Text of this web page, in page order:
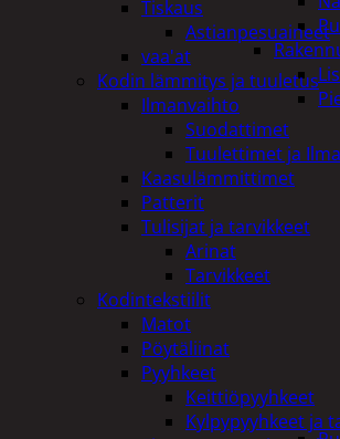
Tiskaus
Astianpesuaineet
vaa'at
Kodin lämmitys ja tuuletus
Ilmanvaihto
Suodattimet
Tuulettimet ja
Kaasulämmittimet
Patterit
Tulisijat ja tarvikkeet
Arinat
Tarvikkeet
Kodintekstiilit
Matot
Pöytäliinat
Pyyhkeet
Keittiöpyyhkeet
Kylpypyyhkeet ja